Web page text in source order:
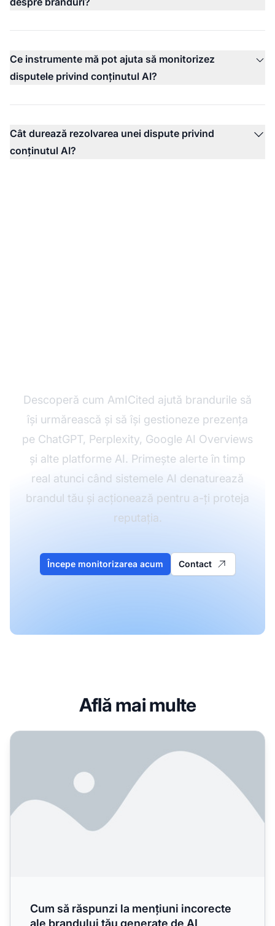
Ce instrumente mă pot ajuta să monitorizez
disputele privind conținutul AI?
Cât durează rezolvarea unei dispute privind
conținutul AI?
Descoperă cum AmICited ajută brandurile să
își urmărească și să își gestioneze prezența
pe ChatGPT, Perplexity, Google AI Overviews
și alte platforme AI. Primește alerte în timp
real atunci când sistemele AI denaturează
brandul tău și acționează pentru a-ți proteja
reputația.
Începe monitorizarea acum Contact
Află mai multe
Cum să răspunzi la mențiuni incorecte ale brandului tău
Cum să răspunzi la mențiuni incorecte
ale brandului tău generate de AI